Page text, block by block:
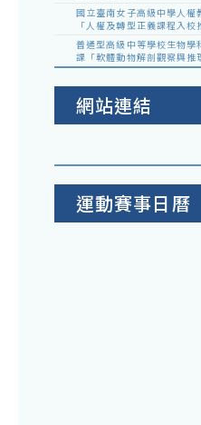
國立臺南女子高級中學人
「人權及轉型正義課程入
普通型高級中等學校生物
課「軟體動物解剖觀察與推
網站連結
運動賽事日曆